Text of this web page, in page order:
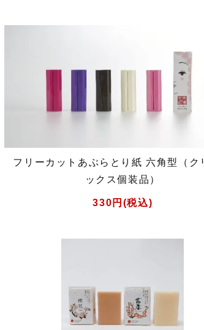
フリーカットあぶらとり紙 六角型（ク
ックス個装品）
330円(税込)